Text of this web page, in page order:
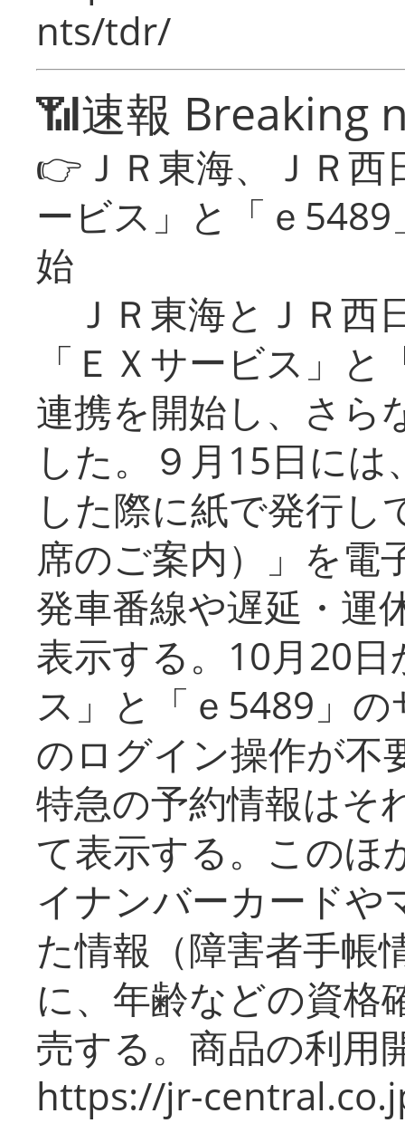
nts/tdr/
📶速報 Breaking
👉ＪＲ東海、ＪＲ
ービス」と「ｅ
始
ＪＲ東海とＪＲ西
「ＥＸサービス」
連携を開始し、さら
した。９月15日に
した際に紙で発行し
席のご案内）」を電
発車番線や遅延・運
表示する。10月20
ス」と「ｅ5489」
のログイン操作が不
特急の予約情報はそ
て表示する。このほ
イナンバーカードや
た情報（障害者手帳
に、年齢などの資格
売する。商品の利用
https://jr-